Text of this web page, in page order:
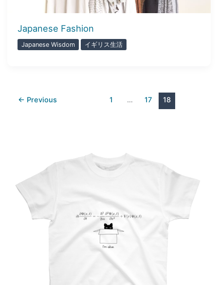
Japanese Fashion
Japanese Wisdom イギリス生活
← Previous 1 … 17 18